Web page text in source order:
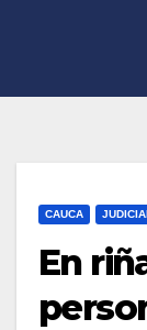
CAUCA
En